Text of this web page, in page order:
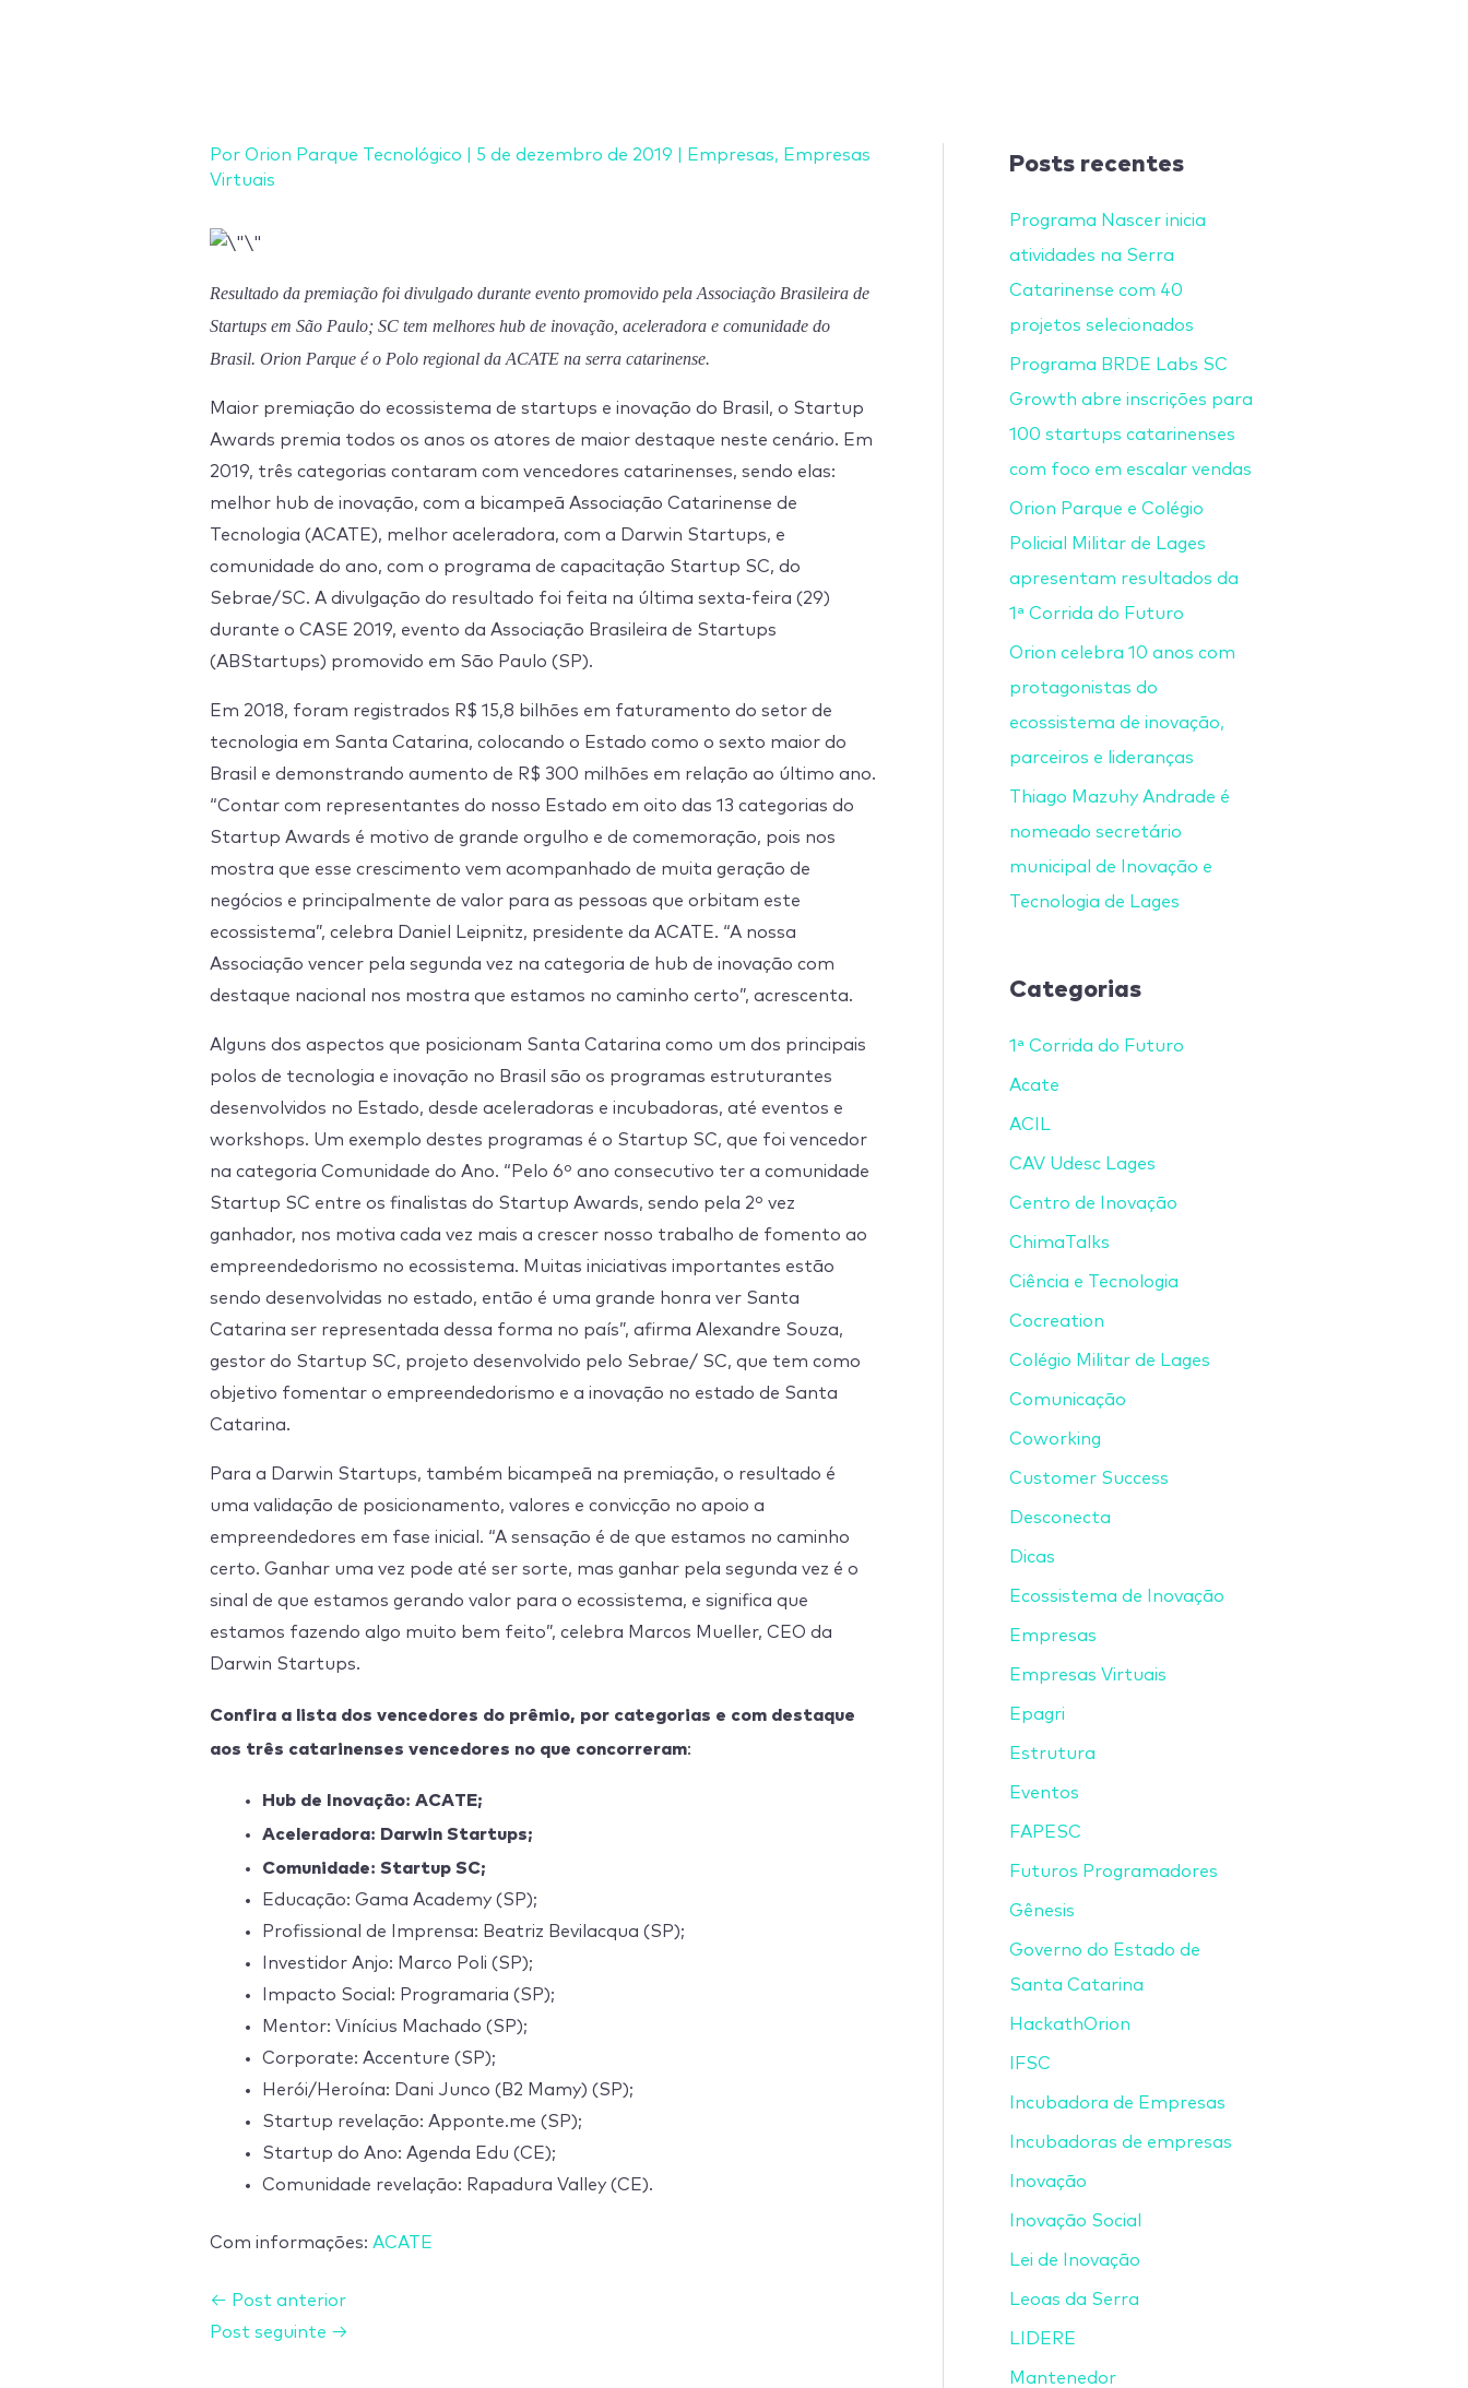
Por Orion Parque Tecnológico 5 de dezembro de 2019 Empresas, Empresas
Virtuais
Resultado da premiação foi divulgado durante evento promovido pela Associação Brasileira de
Startups em São Paulo; SC tem melhores hub de inovação, aceleradora e comunidade do
Brasil. Orion Parque é o Polo regional da ACATE na serra catarinense.
Maior premiação do ecossistema de startups e inovação do Brasil, o Startup
Awards premia todos os anos os atores de maior destaque neste cenário. Em
2019, três categorias contaram com vencedores catarinenses, sendo elas:
melhor hub de inovação, com a bicampeã Associação Catarinense de
Tecnologia (ACATE), melhor aceleradora, com a Darwin Startups, e
comunidade do ano, com o programa de capacitação Startup SC, do
Sebrae/SC. A divulgação do resultado foi feita na última sexta-feira (29)
durante o CASE 2019, evento da Associação Brasileira de Startups
(ABStartups) promovido em São Paulo (SP).
Em 2018, foram registrados R$ 15,8 bilhões em faturamento do setor de
tecnologia em Santa Catarina, colocando o Estado como o sexto maior do
Brasil e demonstrando aumento de R$ 300 milhões em relação ao último ano.
“Contar com representantes do nosso Estado em oito das 13 categorias do
Startup Awards é motivo de grande orgulho e de comemoração, pois nos
mostra que esse crescimento vem acompanhado de muita geração de
negócios e principalmente de valor para as pessoas que orbitam este
ecossistema”, celebra Daniel Leipnitz, presidente da ACATE. “A nossa
Associação vencer pela segunda vez na categoria de hub de inovação com
destaque nacional nos mostra que estamos no caminho certo”, acrescenta.
Alguns dos aspectos que posicionam Santa Catarina como um dos principais
polos de tecnologia e inovação no Brasil são os programas estruturantes
desenvolvidos no Estado, desde aceleradoras e incubadoras, até eventos e
workshops. Um exemplo destes programas é o Startup SC, que foi vencedor
na categoria Comunidade do Ano. “Pelo 6º ano consecutivo ter a comunidade
Startup SC entre os finalistas do Startup Awards, sendo pela 2º vez
ganhador, nos motiva cada vez mais a crescer nosso trabalho de fomento ao
empreendedorismo no ecossistema. Muitas iniciativas importantes estão
sendo desenvolvidas no estado, então é uma grande honra ver Santa
Catarina ser representada dessa forma no país”, afirma Alexandre Souza,
gestor do Startup SC, projeto desenvolvido pelo Sebrae/ SC, que tem como
objetivo fomentar o empreendedorismo e a inovação no estado de Santa
Catarina.
Para a Darwin Startups, também bicampeã na premiação, o resultado é
uma validação de posicionamento, valores e convicção no apoio a
empreendedores em fase inicial. “A sensação é de que estamos no caminho
certo. Ganhar uma vez pode até ser sorte, mas ganhar pela segunda vez é o
sinal de que estamos gerando valor para o ecossistema, e significa que
estamos fazendo algo muito bem feito”, celebra Marcos Mueller, CEO da
Darwin Startups.
Confira a lista dos vencedores do prêmio, por categorias e com destaque
aos três catarinenses vencedores no que concorreram:
Hub de Inovação: ACATE;
Aceleradora: Darwin Startups;
Comunidade: Startup SC;
Educação: Gama Academy (SP);
Profissional de Imprensa: Beatriz Bevilacqua (SP);
Investidor Anjo: Marco Poli (SP);
Impacto Social: Programaria (SP);
Mentor: Vinícius Machado (SP);
Corporate: Accenture (SP);
Herói/Heroína: Dani Junco (B2 Mamy) (SP);
Startup revelação: Apponte.me (SP);
Startup do Ano: Agenda Edu (CE);
Comunidade revelação: Rapadura Valley (CE).
Com informações: ACATE
← Post anterior
Post seguinte →
Posts recentes
Programa Nascer inicia
atividades na Serra
Catarinense com 40
projetos selecionados
Programa BRDE Labs SC
Growth abre inscrições para
100 startups catarinenses
com foco em escalar vendas
Orion Parque e Colégio
Policial Militar de Lages
apresentam resultados da
1ª Corrida do Futuro
Orion celebra 10 anos com
protagonistas do
ecossistema de inovação,
parceiros e lideranças
Thiago Mazuhy Andrade é
nomeado secretário
municipal de Inovação e
Tecnologia de Lages
Categorias
1ª Corrida do Futuro
Acate
ACIL
CAV Udesc Lages
Centro de Inovação
ChimaTalks
Ciência e Tecnologia
Cocreation
Colégio Militar de Lages
Comunicação
Coworking
Customer Success
Desconecta
Dicas
Ecossistema de Inovação
Empresas
Empresas Virtuais
Epagri
Estrutura
Eventos
FAPESC
Futuros Programadores
Gênesis
Governo do Estado de
Santa Catarina
HackathOrion
IFSC
Incubadora de Empresas
Incubadoras de empresas
Inovação
Inovação Social
Lei de Inovação
Leoas da Serra
LIDERE
Mantenedor